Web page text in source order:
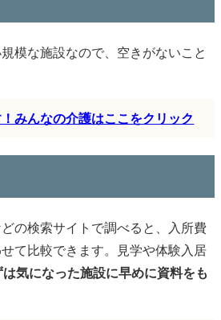
模な施設なので、空きがないこと
みんなの介護はここをクリック
の検索サイトで調べると、入所費
て比較できます。見学や体験入居
は気になった施設に早めに資料をも